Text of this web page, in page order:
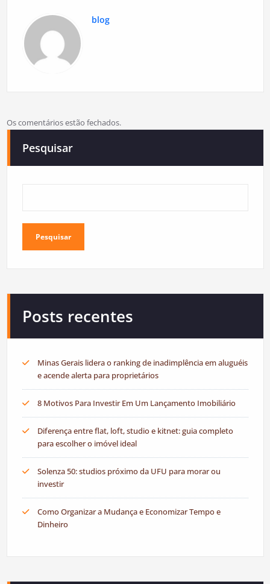
blog
Os comentários estão fechados.
Pesquisar
Pesquisar
Posts recentes
Minas Gerais lidera o ranking de inadimplência em aluguéis
e acende alerta para proprietários
8 Motivos Para Investir Em Um Lançamento Imobiliário
Diferença entre flat, loft, studio e kitnet: guia completo
para escolher o imóvel ideal
Solenza 50: studios próximo da UFU para morar ou
investir
Como Organizar a Mudança e Economizar Tempo e
Dinheiro